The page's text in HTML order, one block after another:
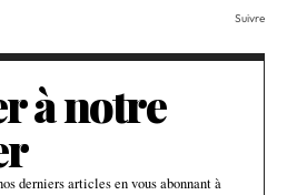
Suivre
à notre
derniers articles en vous abonnant à